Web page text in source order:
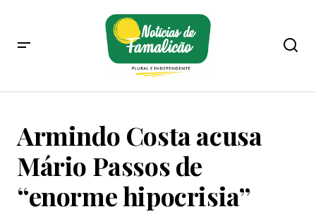
Armindo Costa acusa
Mário Passos de
“enorme hipocrisia”